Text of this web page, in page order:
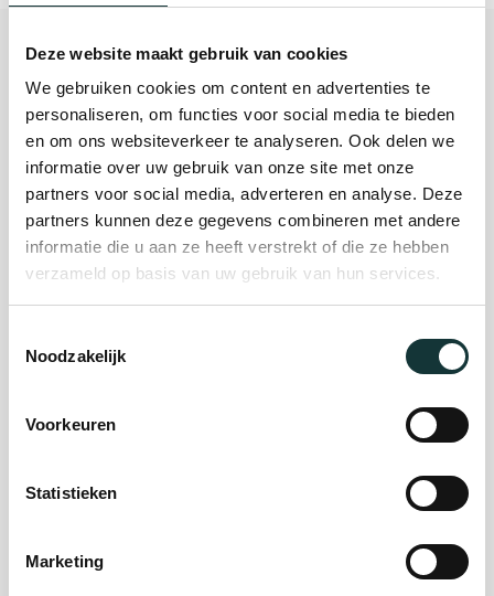
Deze website maakt gebruik van cookies
We gebruiken cookies om content en advertenties te
personaliseren, om functies voor social media te bieden
en om ons websiteverkeer te analyseren. Ook delen we
informatie over uw gebruik van onze site met onze
partners voor social media, adverteren en analyse. Deze
partners kunnen deze gegevens combineren met andere
informatie die u aan ze heeft verstrekt of die ze hebben
verzameld op basis van uw gebruik van hun services.
Noodzakelijk
Voorkeuren
Statistieken
Marketing
Plan je bezoek
Evenement
organiseren
Steun ons
Auditie
De Pieterskerk als